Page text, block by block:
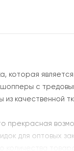
которая
с
качественной
прекрасная
для оптовых